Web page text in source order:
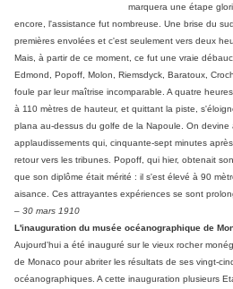
marquera une étape
encore, l'assistance fut nombreuse. Une brise du
premières envolées et c'est seulement vers deux
Mais, à partir de ce moment, ce fut une vraie
Edmond, Popoff, Molon, Riemsdyck, Baratoux,
foule par leur maîtrise incomparable. A quatre
à 110 mètres de hauteur, et quittant la piste,
plana au-dessus du golfe de la Napoule. On devine
applaudissements qui, cinquante-sept minutes
retour vers les tribunes. Popoff, qui hier, obtenait
que son diplôme était mérité : il s'est élevé à 90
aisance. Ces attrayantes expériences se sont
– 30 mars 1910
L'inauguration du musée océanographique de
Aujourd'hui a été inauguré sur le vieux rocher
de Monaco pour abriter les résultats de ses vingt-
océanographiques. A cette inauguration plusieurs